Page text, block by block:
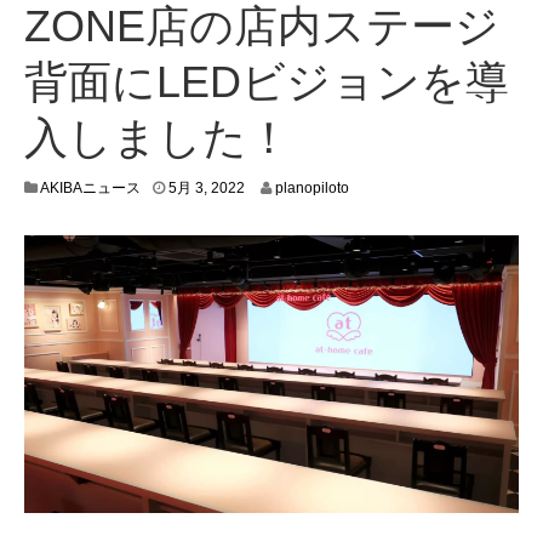
ZONE店の店内ステージ
背面にLEDビジョンを導
入しました！
AKIBAニュース 5月 3, 2022
7
2
0
planopiloto